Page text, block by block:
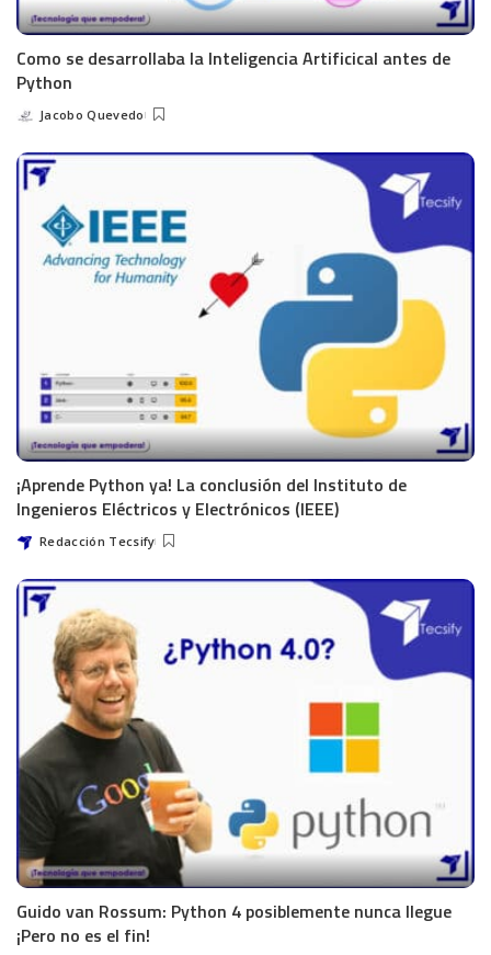
Como se desarrollaba la Inteligencia Artificical antes de
Python
Jacobo Quevedo
¡Aprende Python ya! La conclusión del Instituto de
Ingenieros Eléctricos y Electrónicos (IEEE)
Redacción Tecsify
Guido van Rossum: Python 4 posiblemente nunca llegue
¡Pero no es el fin!